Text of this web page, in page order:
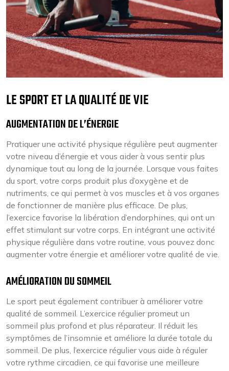
LE SPORT ET LA QUALITÉ DE VIE
AUGMENTATION DE L’ÉNERGIE
Pratiquer une activité physique régulière peut augmenter
votre niveau d’énergie et vous aider à vous sentir plus
dynamique tout au long de la journée. Lorsque vous faites
du sport, votre corps produit plus d’oxygène et de
nutriments, ce qui permet à vos muscles et à vos organes
de fonctionner de manière plus efficace. De plus,
l’exercice favorise la libération d’endorphines, qui ont un
effet stimulant sur votre corps. En intégrant une activité
physique régulière dans votre routine, vous pouvez donc
augmenter votre énergie et améliorer votre qualité de vie.
AMÉLIORATION DU SOMMEIL
Le sport peut également contribuer à améliorer votre
qualité de sommeil. L’exercice régulier promeut un
sommeil plus profond et plus réparateur. Il réduit les
symptômes de l’insomnie et améliore la durée totale du
sommeil. De plus, l’exercice régulier vous aide à réguler
votre rythme circadien, ce qui favorise une meilleure